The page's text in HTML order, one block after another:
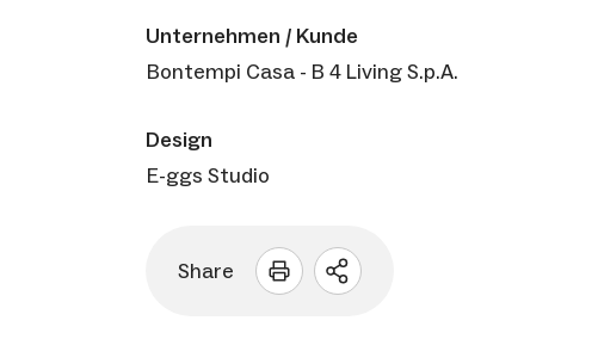
Unternehmen / Kunde
Bontempi Casa - B 4 Living S.p.A.
Design
E-ggs Studio
Share
Sharing